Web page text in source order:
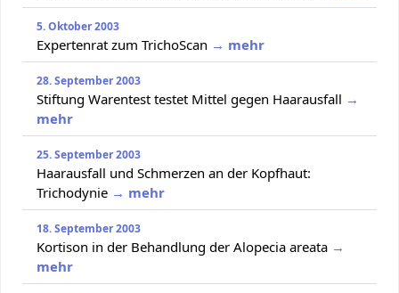
5. Oktober 2003
Expertenrat zum TrichoScan → mehr
28. September 2003
Stiftung Warentest testet Mittel gegen Haarausfall →
mehr
25. September 2003
Haarausfall und Schmerzen an der Kopfhaut:
Trichodynie → mehr
18. September 2003
Kortison in der Behandlung der Alopecia areata →
mehr